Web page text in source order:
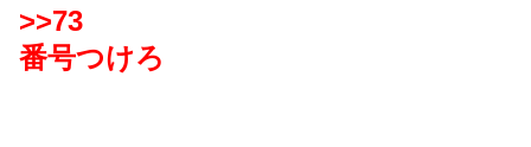
>>73
番号つけろ